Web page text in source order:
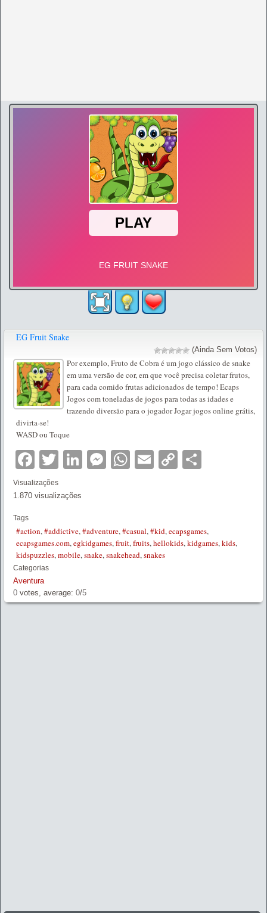
EG Fruit Snake
(Ainda Sem Votos)
Por exemplo, Fruto de Cobra é um jogo clássico de snake
em uma versão de cor, em que você precisa coletar frutos,
para cada comido frutas adicionados de tempo! Ecaps
Jogos com toneladas de jogos para todas as idades e
trazendo diversão para o jogador Jogar jogos online grátis,
divirta-se!
WASD ou Toque
Facebook
TwitterLinkedIn
Messenger
WhatsApp
EmailCopy
Visualizações
1.870 visualizações
Tags
#action,#addictive,#adventure,#casual,#kid,ecapsgames,
ecapsgames.com,egkidgames,fruit,fruits,hellokids,kidgames,kids,
kidspuzzles,mobile,snake,snakehead,snakes
Categorias
Aventura
0 votes, average: 0/5